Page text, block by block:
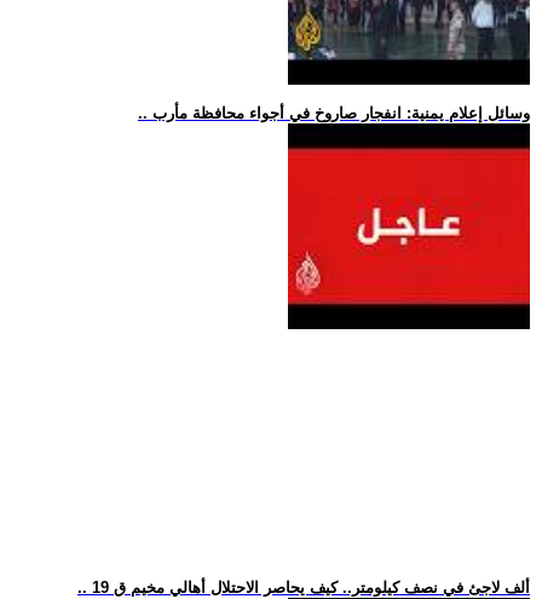
.. وسائل إعلام يمنية: انفجار صاروخ في أجواء محافظة مأرب
.. 19 ألف لاجئ في نصف كيلومتر.. كيف يحاصر الاحتلال أهالي مخيم ق